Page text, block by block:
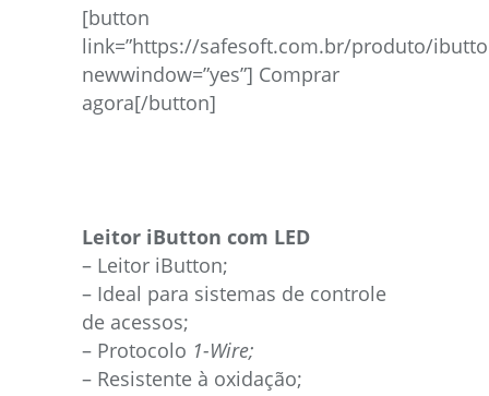
[button
link=”https://safesoft.com.br/produto/
newwindow=”yes”] Comprar
agora[/button]
Leitor iButton com LED
– Leitor iButton;
– Ideal para sistemas de controle
de acessos;
– Protocolo 1-Wire;
– Resistente à oxidação;